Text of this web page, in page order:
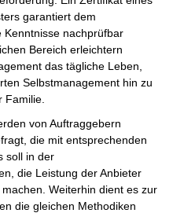
garantiert dem
Kenntnisse nachprüfbar
Bereich erleichtern
das tägliche Leben,
Selbstmanagement hin zu
Familie.
von Auftraggebern
die mit entsprechenden
soll in der
die Leistung der Anbieter
Weiterhin dient es zur
die gleichen Methodiken